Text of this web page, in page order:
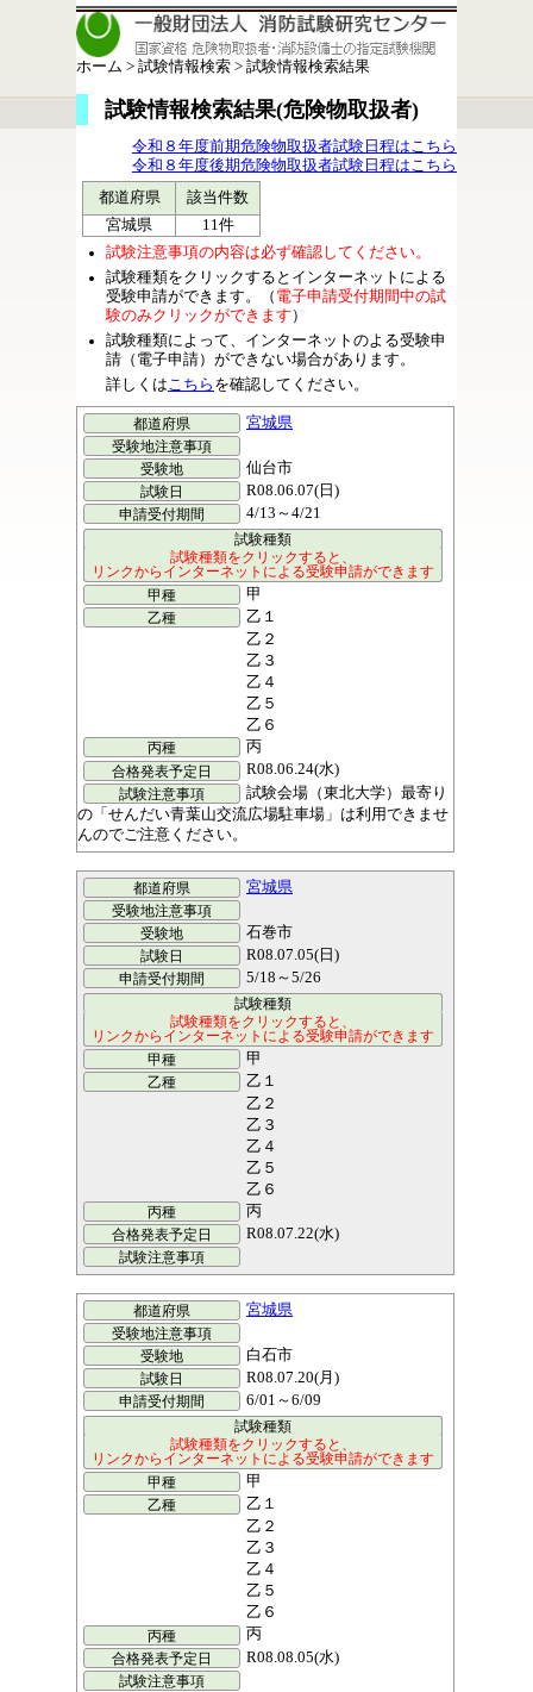
ホーム > 試験情報検索 > 試験情報検索結果
試験情報検索結果(危険物取扱者)
令和８年度前期危険物取扱者試験日程はこちら
令和８年度後期危険物取扱者試験日程はこちら
都道府県
該当件数
宮城県
11件
試験注意事項の内容は必ず確認してください。
試験種類をクリックするとインターネットによる
受験申請ができます。（ 電子申請受付期間中の試
験のみクリックができます ）
試験種類によって、インターネットのよる受験申
請（電子申請）ができない場合があります。
詳しくはこちら を確認してください。
宮城県
仙台市
R08.06.07(日)
4/13～4/21
甲
乙１
乙２
乙３
乙４
乙５
乙６
丙
R08.06.24(水)
試験会場（東北大学）最寄り
の「せんだい青葉山交流広場駐車場」は利用できませ
んのでご注意ください。
宮城県
石巻市
R08.07.05(日)
5/18～5/26
甲
乙１
乙２
乙３
乙４
乙５
乙６
丙
R08.07.22(水)
宮城県
白石市
R08.07.20(月)
6/01～6/09
甲
乙１
乙２
乙３
乙４
乙５
乙６
丙
R08.08.05(水)